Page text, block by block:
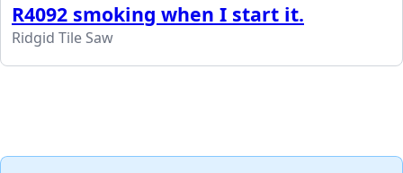
R4092 smoking when I start it.
Ridgid Tile Saw